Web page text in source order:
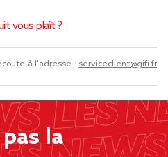
vous plaît ?
à l'adresse : serviceclient@gifi.fr
la